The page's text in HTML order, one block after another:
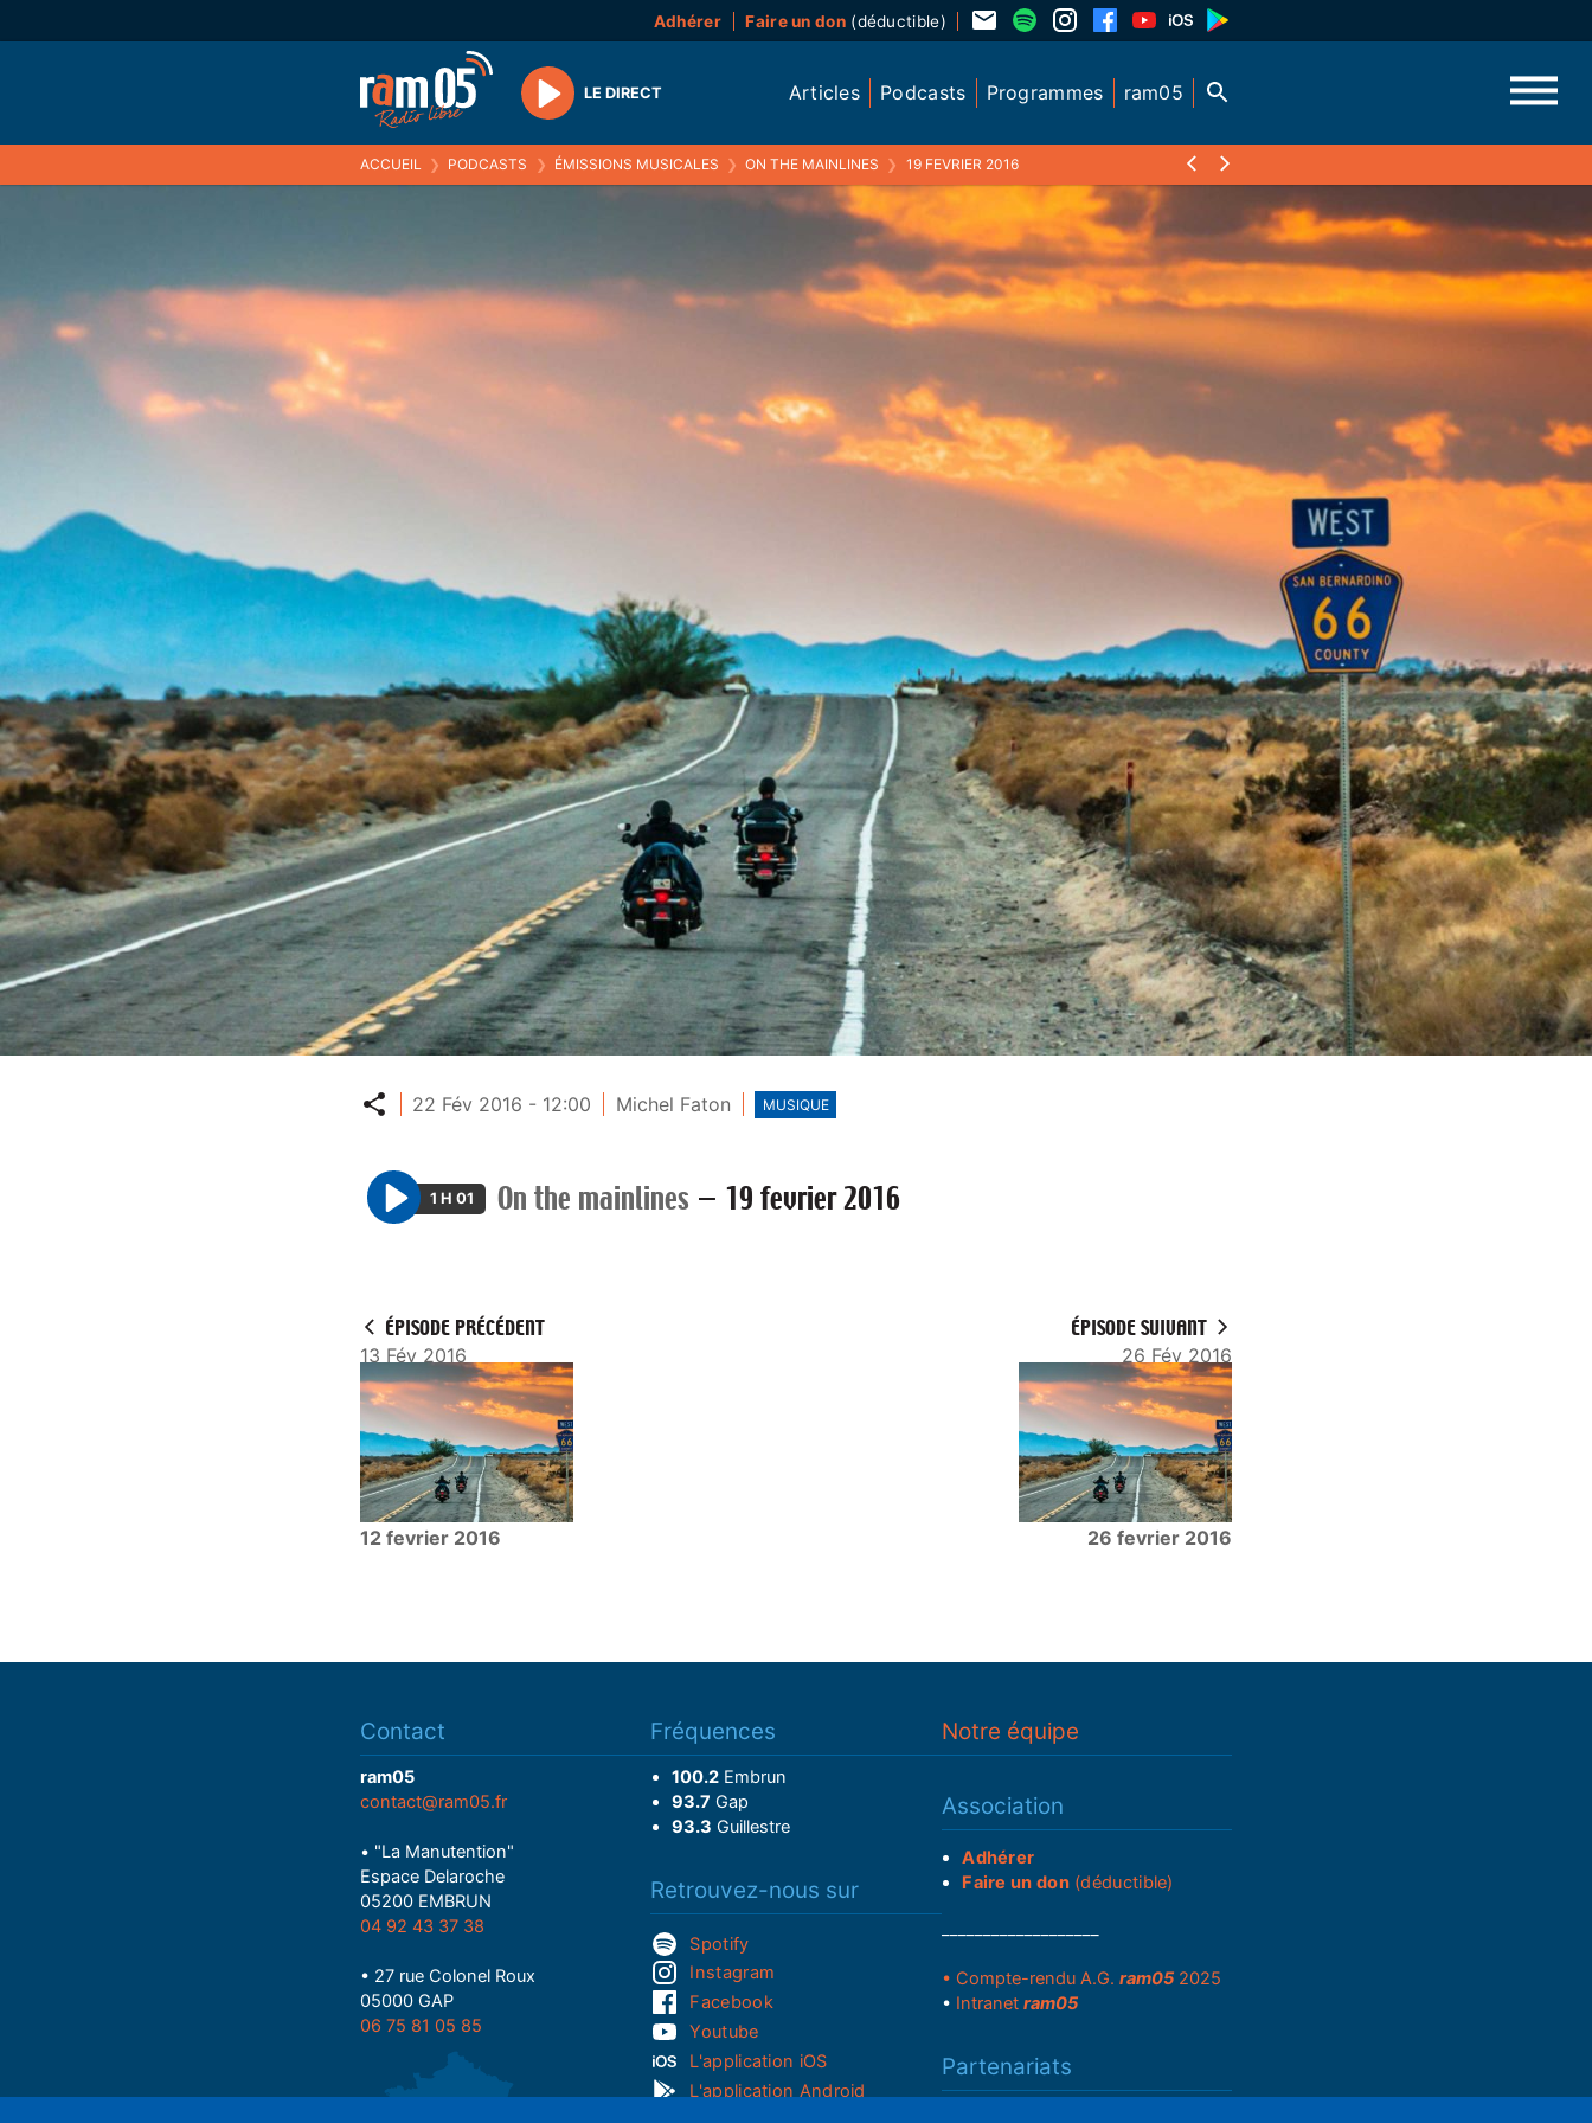
Adhérer Faire un don(déductible)
Play
LE DIRECT Articles Podcasts Programmes ram05
ACCUEIL ❯ PODCASTS ❯ ÉMISSIONS MUSICALES ❯ ON THE MAINLINES ❯ 19 FEVRIER 2016
Partager
22 Fév 2016 - 12:00 Michel Faton MUSIQUE
P
1 H 01 On the mainlines — 19 fevrier 2016
ÉPISODE PRÉCÉDENT
13 Fév 2016
12 fevrier 2016
ÉPISODE SUIVANT
26 Fév 2016
26 fevrier 2016
Contact
ram05
contact@ram05.fr
• "La Manutention"
Espace Delaroche
05200 EMBRUN
04 92 43 37 38
• 27 rue Colonel Roux
05000 GAP
06 75 81 05 85
Fréquences
100.2Embrun
93.7 Gap
93.3 Guillestre
Retrouvez-nous sur
Spotify
Instagram
Facebook
Youtube
L'application iOS
L'application Android
Notre équipe
Association
Adhérer
Faire un don(déductible)
• Compte-rendu A.G. ram052025
• Intranet ram05
Partenariats